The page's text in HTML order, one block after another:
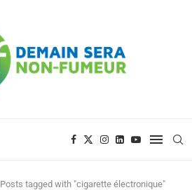
Posts tagged with "cigarette électronique"